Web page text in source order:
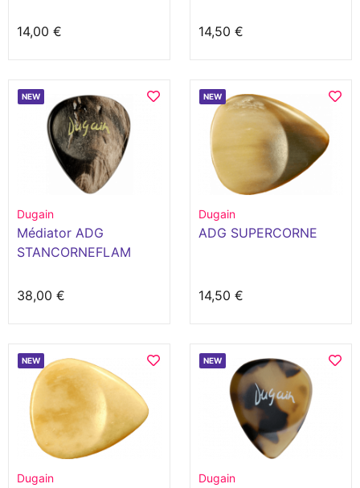
14,00 € 14,50 €
NEW
Dugain
Médiator ADG
STANCORNEFLAM
38,00 €
NEW
Dugain
ADG SUPERCORNE
14,50 €
NEW
Dugain
NEW
Dugain